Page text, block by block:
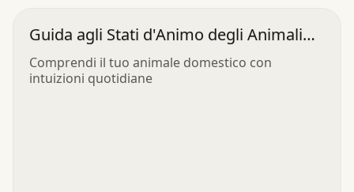
Guida agli Stati d'Animo degli Animali
Domestici
Comprendi il tuo animale domestico con
intuizioni quotidiane